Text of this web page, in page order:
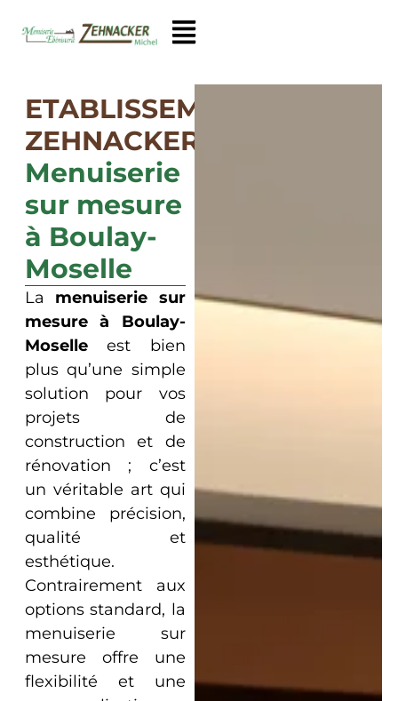
ETABLISSEMENTS
ZEHNACKER
Menuiserie
sur mesure
à Boulay-
Moselle
La menuiserie sur
mesure à Boulay-
Moselleest bien
plus qu’une simple
solution pour vos
projets de
construction et de
rénovation ; c’est
un véritable art qui
combine précision,
qualité et
esthétique.
Contrairement aux
options standard, la
menuiserie sur
mesure offre une
flexibilité et une